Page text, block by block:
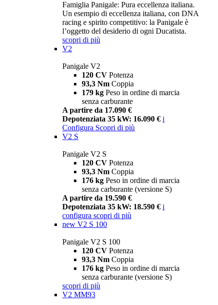
Famiglia Panigale: Pura eccellenza italiana.
Un esempio di eccellenza italiana, con DNA
racing e spirito competitivo: la Panigale è
l’oggetto del desiderio di ogni Ducatista.
scopri di più
V2
Panigale V2
120 CV Potenza
93,3 Nm Coppia
179 kg Peso in ordine di marcia
senza carburante
A partire da 17.090 €
Depotenziata 35 kW: 16.090 € i
Configura Scopri di più
V2 S
Panigale V2 S
120 CV Potenza
93,3 Nm Coppia
176 kg Peso in ordine di marcia
senza carburante (versione S)
A partire da 19.590 €
Depotenziata 35 kW: 18.590 € i
configura scopri di più
new V2 S 100
Panigale V2 S 100
120 CV Potenza
93,3 Nm Coppia
176 kg Peso in ordine di marcia
senza carburante (versione S)
scopri di più
V2 MM93